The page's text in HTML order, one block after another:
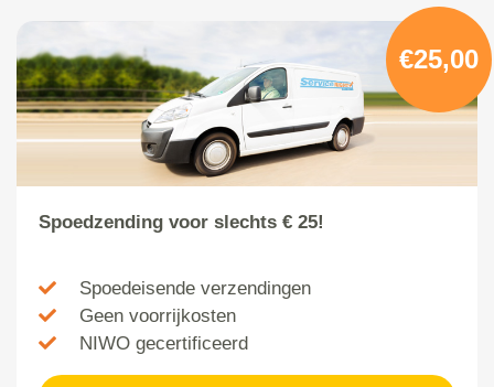
€25,00
Spoedzending voor slechts € 25!
Spoedeisende verzendingen
Geen voorrijkosten
NIWO gecertificeerd